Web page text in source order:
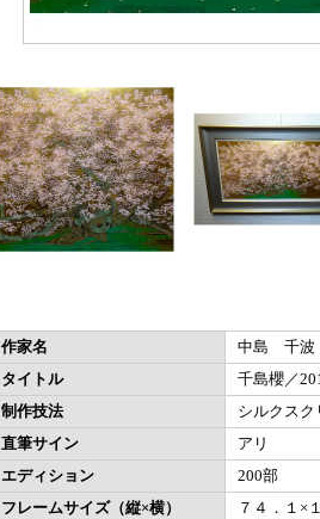
作家名
中島 千波
タイトル
千島櫻／
制作技法
シルクス
直筆サイン
アリ
エディション
200部
フレームサイズ（縦×横）
７４．１×